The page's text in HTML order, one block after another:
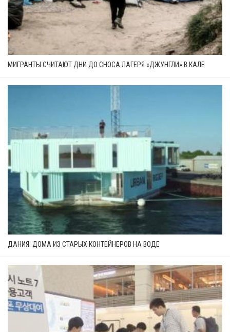
МИГРАНТЫ СЧИТАЮТ ДНИ ДО СНОСА ЛАГЕРЯ «ДЖУНГЛИ» В КАЛЕ
ДАНИЯ: ДОМА ИЗ СТАРЫХ КОНТЕЙНЕРОВ НА ВОДЕ